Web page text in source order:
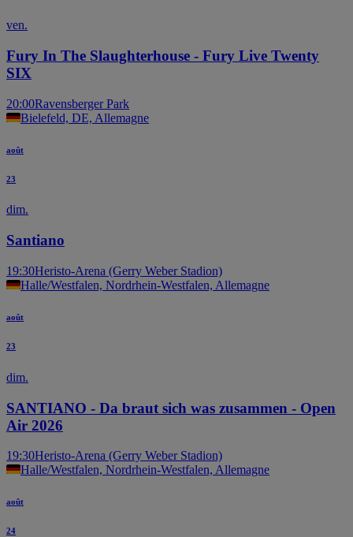
ven.
Fury In The Slaughterhouse - Fury Live Twenty
SIX
20:00Ravensberger Park
Bielefeld, DE, Allemagne
août
23
dim.
Santiano
19:30Heristo-Arena (Gerry Weber Stadion)
Halle/Westfalen, Nordrhein-Westfalen, Allemagne
août
23
dim.
SANTIANO - Da braut sich was zusammen - Open
Air 2026
19:30Heristo-Arena (Gerry Weber Stadion)
Halle/Westfalen, Nordrhein-Westfalen, Allemagne
août
24